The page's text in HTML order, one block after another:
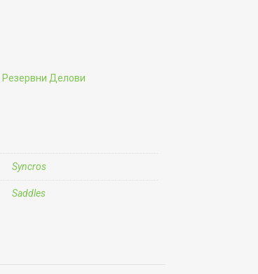
Резервни Делови
Syncros
Saddles